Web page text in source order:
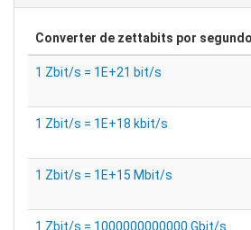
Converter de zettabits por
1 Zbit/s = 1E+21 bit/s
1 Zbit/s = 1E+18 kbit/s
1 Zbit/s = 1E+15 Mbit/s
1 Zbit/s = 1000000000000 Gbit/s